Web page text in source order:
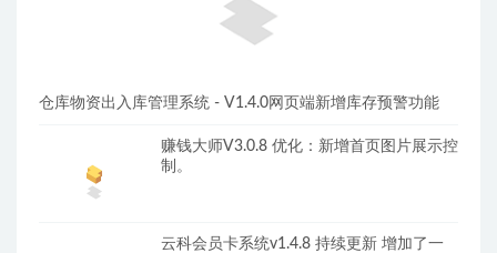
仓库物资出入库管理系统 - V1.4.0网页端新增库存预警功能
赚钱大师V3.0.8 优化：新增首页图片展示控
制。
云科会员卡系统v1.4.8 持续更新 增加了一